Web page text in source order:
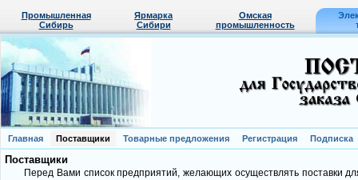
Промышленная
Сибирь
Ярмарка
Сибири
Омская
промышленность
Главная Поставщики Товарные предложения Регистрация Подписка
Поставщики
Перед Вами список предприятий, желающих осуществлять поставки